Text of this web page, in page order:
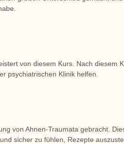
von diesem Kurs. Nach diesem
psychiatrischen Klinik helfen.
von Ahnen-Traumata gebracht.
sicher zu fühlen, Rezepte